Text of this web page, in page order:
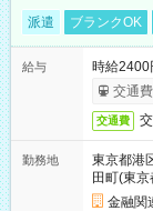
派遣 ブランクOK
給与
時給2400
交通
交通費
勤務地
東京都港
田町(東
金融関